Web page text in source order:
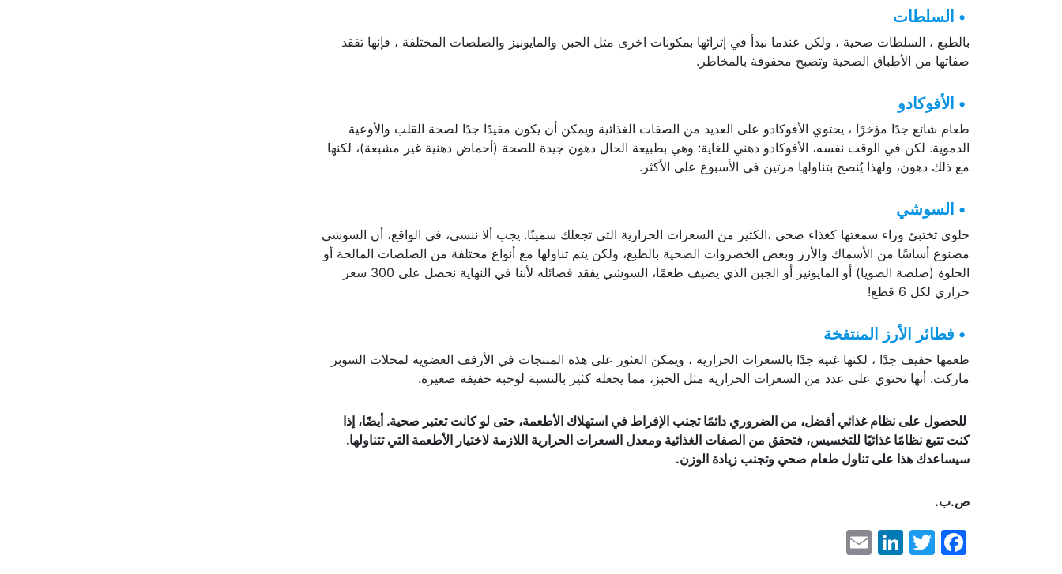
• السلطات
بالطبع ، السلطات صحية ، ولكن عندما نبدأ في إثرائها بمكونات اخرى مثل الجبن والمايونيز والصلصات المختلفة ، فإنها تفقد
صفاتها من الأطباق الصحية وتصبح محفوفة بالمخاطر.
• الأفوكادو
طعام شائع جدًا مؤخرًا ، يحتوي الأفوكادو على العديد من الصفات الغذائية ويمكن أن يكون مفيدًا جدًا لصحة القلب والأوعية
الدموية. لكن في الوقت نفسه، الأفوكادو دهني للغاية: وهي بطبيعة الحال دهون جيدة للصحة (أحماض دهنية غير مشبعة)، لكنها
مع ذلك دهون، ولهذا يُنصح بتناولها مرتين في الأسبوع على الأكثر.
• السوشي
حلوى تختبئ وراء سمعتها كغذاء صحي ،الكثير من السعرات الحرارية التي تجعلك سمينًا. يجب ألا ننسى، في الواقع، أن السوشي
مصنوع أساسًا من الأسماك والأرز وبعض الخضروات الصحية بالطبع، ولكن يتم تناولها مع أنواع مختلفة من الصلصات المالحة أو
الحلوة (صلصة الصويا) أو المايونيز أو الجبن الذي يضيف طعمًا، السوشي يفقد فضائله لأننا في النهاية نحصل على 300 سعر
حراري لكل 6 قطع!
• فطائر الأرز المنتفخة
طعمها خفيف جدًا ، لكنها غنية جدًا بالسعرات الحرارية ، ويمكن العثور على هذه المنتجات في الأرفف العضوية لمحلات السوبر
ماركت. أنها تحتوي على عدد من السعرات الحرارية مثل الخبز، مما يجعله كثير بالنسبة لوجبة خفيفة صغيرة.
للحصول على نظام غذائي أفضل، من الضروري دائمًا تجنب الإفراط في استهلاك الأطعمة، حتى لو كانت تعتبر صحية. أيضًا، إذا
كنت تتبع نظامًا غذائيًا للتخسيس، فتحقق من الصفات الغذائية ومعدل السعرات الحرارية اللازمة لاختيار الأطعمة التي تتناولها.
سيساعدك هذا على تناول طعام صحي وتجنب زيادة الوزن.
ص.ب.
Facebook
Twitter
LinkedIn